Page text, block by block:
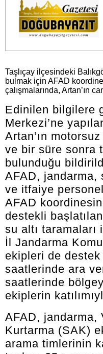
Taşlıçay ilçesindeki
bulmak için AFAD
çalışmalarında, Artan’ın
Edinilen bilgilere
Merkezi’ne
Artan’ın
ve bir süre sonra
bulunduğu
AFAD, jandarma,
ve itfaiye
AFAD
destekli
su altı taramaları
İl Jandarma
ekipleri de
saatlerinde ara
saatlerinde
ekiplerin
AFAD, jandarma,
Kurtarma (SAK)
arama timlerinin